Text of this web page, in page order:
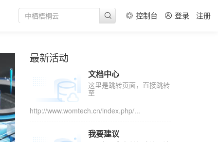
网站群解决方案
刊数据库建设方案
工方案
版方案
体
能培训
务
控制台 登录 注册
最新活动
文档中心
这里是跳转页面，直接跳转
至
http://www.womtech.cn/index.php/...
我要建议